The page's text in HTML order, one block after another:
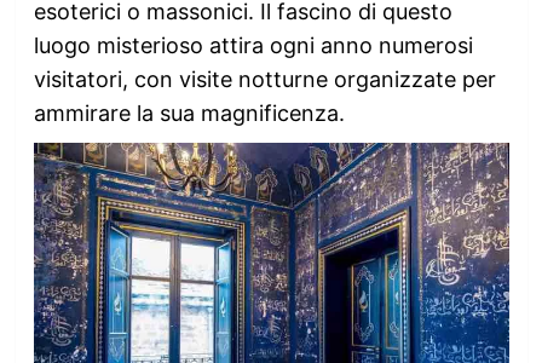
esoterici o massonici. Il fascino di questo
luogo misterioso attira ogni anno numerosi
visitatori, con visite notturne organizzate per
ammirare la sua magnificenza.